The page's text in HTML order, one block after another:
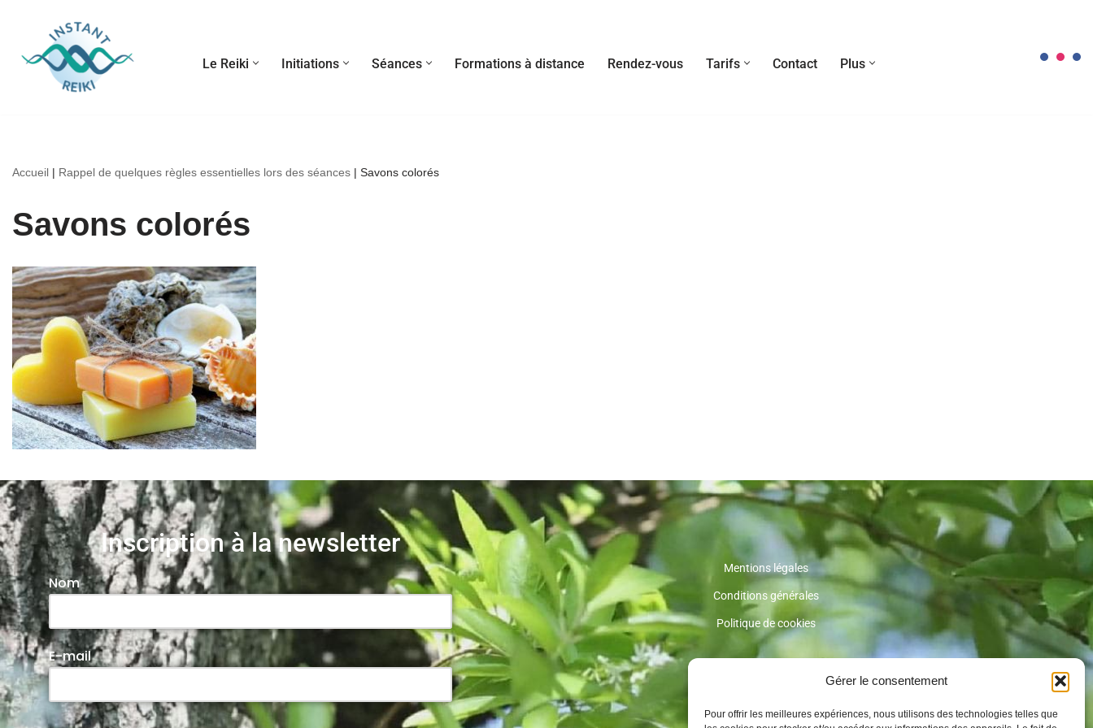
Gérer le consentement
Pour offrir les meilleures expériences, nous utilisons des technologies telles que
au
Le Reiki Initiations Séances Formations à distance Rendez-vous Tarifs Contact Plus
Accueil | Rappel de quelques règles essentielles lors des séances | Savons colorés
Savons colorés
Inscription à la newsletter
Nom
E-mail
Mentions légales
Conditions générales
Politique de cookies